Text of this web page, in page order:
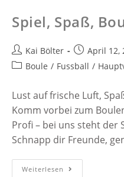
Spiel, Spaß,
Kai Bölter
April 12,
Boule / Fussball /
Lust auf frische Luft,
Komm vorbei zum
Profi – bei uns steht der
Schnapp dir Freunde,
Weiterlesen